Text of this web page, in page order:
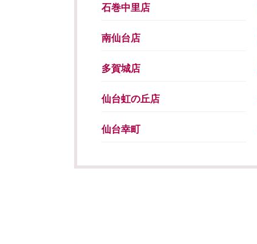
石巻中里店
南仙台店
多賀城店
仙台虹の丘店
仙台幸町